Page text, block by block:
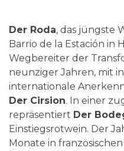
Der Roda, das jüngste
Barrio de la Estación in
Wegbereiter der
neunziger Jahren, mit
internationale
Der Cirsion. In einer
repräsentiert Der
Einstiegsrotwein. Der
Monate in